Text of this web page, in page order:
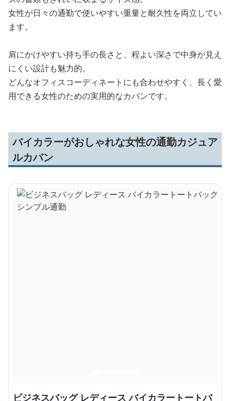
女性が日々の通勤で使いやすい重量と耐久性を両立してい
ます。
肩にかけやすい持ち手の長さと、程よい深さで中身が見え
にくい設計も魅力的。
どんなオフィスコーディネートにも合わせやすく、長く愛
用できる女性のための実用的なカバンです。
バイカラーがおしゃれな女性の通勤カジュア
ルカバン
ビジネスバッグ レディース バイカラートートバ